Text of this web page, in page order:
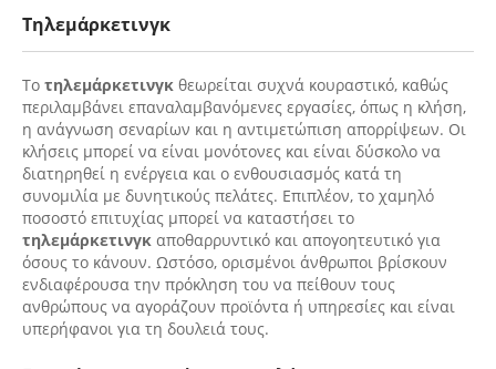
Τηλεμάρκετινγκ
Το τηλεμάρκετινγκ θεωρείται συχνά κουραστικό, καθώς
περιλαμβάνει επαναλαμβανόμενες εργασίες, όπως η κλήση,
η ανάγνωση σεναρίων και η αντιμετώπιση απορρίψεων. Οι
κλήσεις μπορεί να είναι μονότονες και είναι δύσκολο να
διατηρηθεί η ενέργεια και ο ενθουσιασμός κατά τη
συνομιλία με δυνητικούς πελάτες. Επιπλέον, το χαμηλό
ποσοστό επιτυχίας μπορεί να καταστήσει το
τηλεμάρκετινγκ αποθαρρυντικό και απογοητευτικό για
όσους το κάνουν. Ωστόσο, ορισμένοι άνθρωποι βρίσκουν
ενδιαφέρουσα την πρόκληση του να πείθουν τους
ανθρώπους να αγοράζουν προϊόντα ή υπηρεσίες και είναι
υπερήφανοι για τη δουλειά τους.